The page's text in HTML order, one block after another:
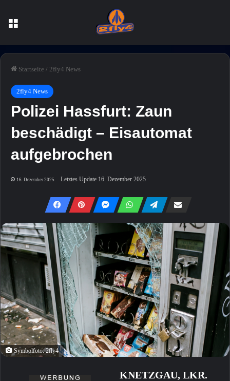
Startseite / 2fly4 News
2fly4 News
Polizei Hassfurt: Zaun
beschädigt – Eisautomat
aufgebrochen
16. Dezember 2025 Letztes Update 16. Dezember 2025
Symbolfoto: 2fly4
KNETZGAU, LKR.